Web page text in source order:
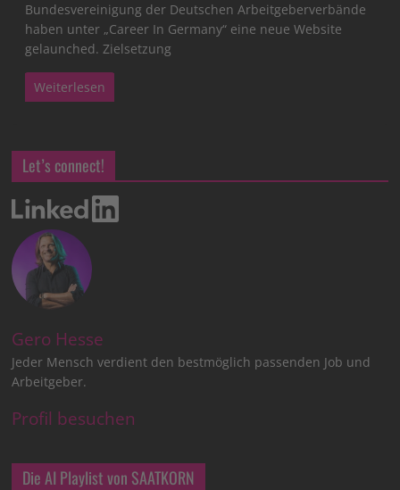
Bundesvereinigung der Deutschen Arbeitgeberverbände
haben unter „Career In Germany“ eine neue Website
gelaunched. Zielsetzung
Weiterlesen
Let’s connect!
Gero Hesse
Jeder Mensch verdient den bestmöglich passenden Job und
Arbeitgeber.
Profil besuchen
Die AI Playlist von SAATKORN